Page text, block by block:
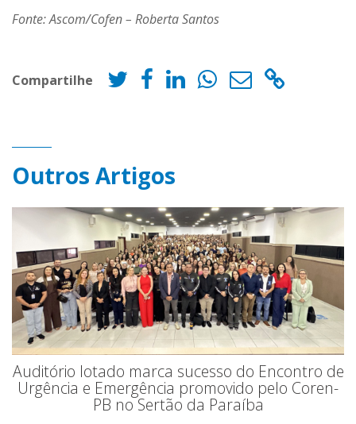
Fonte: Ascom/Cofen – Roberta Santos
Compartilhe
Outros Artigos
Auditório lotado marca sucesso do Encontro de
Urgência e Emergência promovido pelo Coren-
PB no Sertão da Paraíba